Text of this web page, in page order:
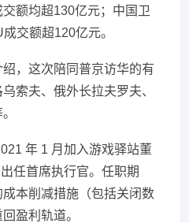
额均超130亿元；中国卫
交额超120亿元。
，这次陪同普京访华的有
索夫、俄外长拉夫罗夫、
年 1 月加入游戏驿站董
任首席执行官。任职期
本削减措施（包括关闭数
盈利轨道。